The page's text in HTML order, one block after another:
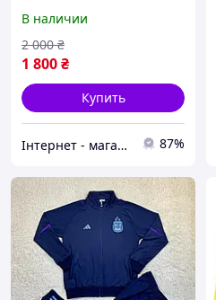
2023 размер 2XL
В наличии
1 800₴
2 000 ₴
Купить
Інтернет - магазин спортивних товарів FootPro 87%